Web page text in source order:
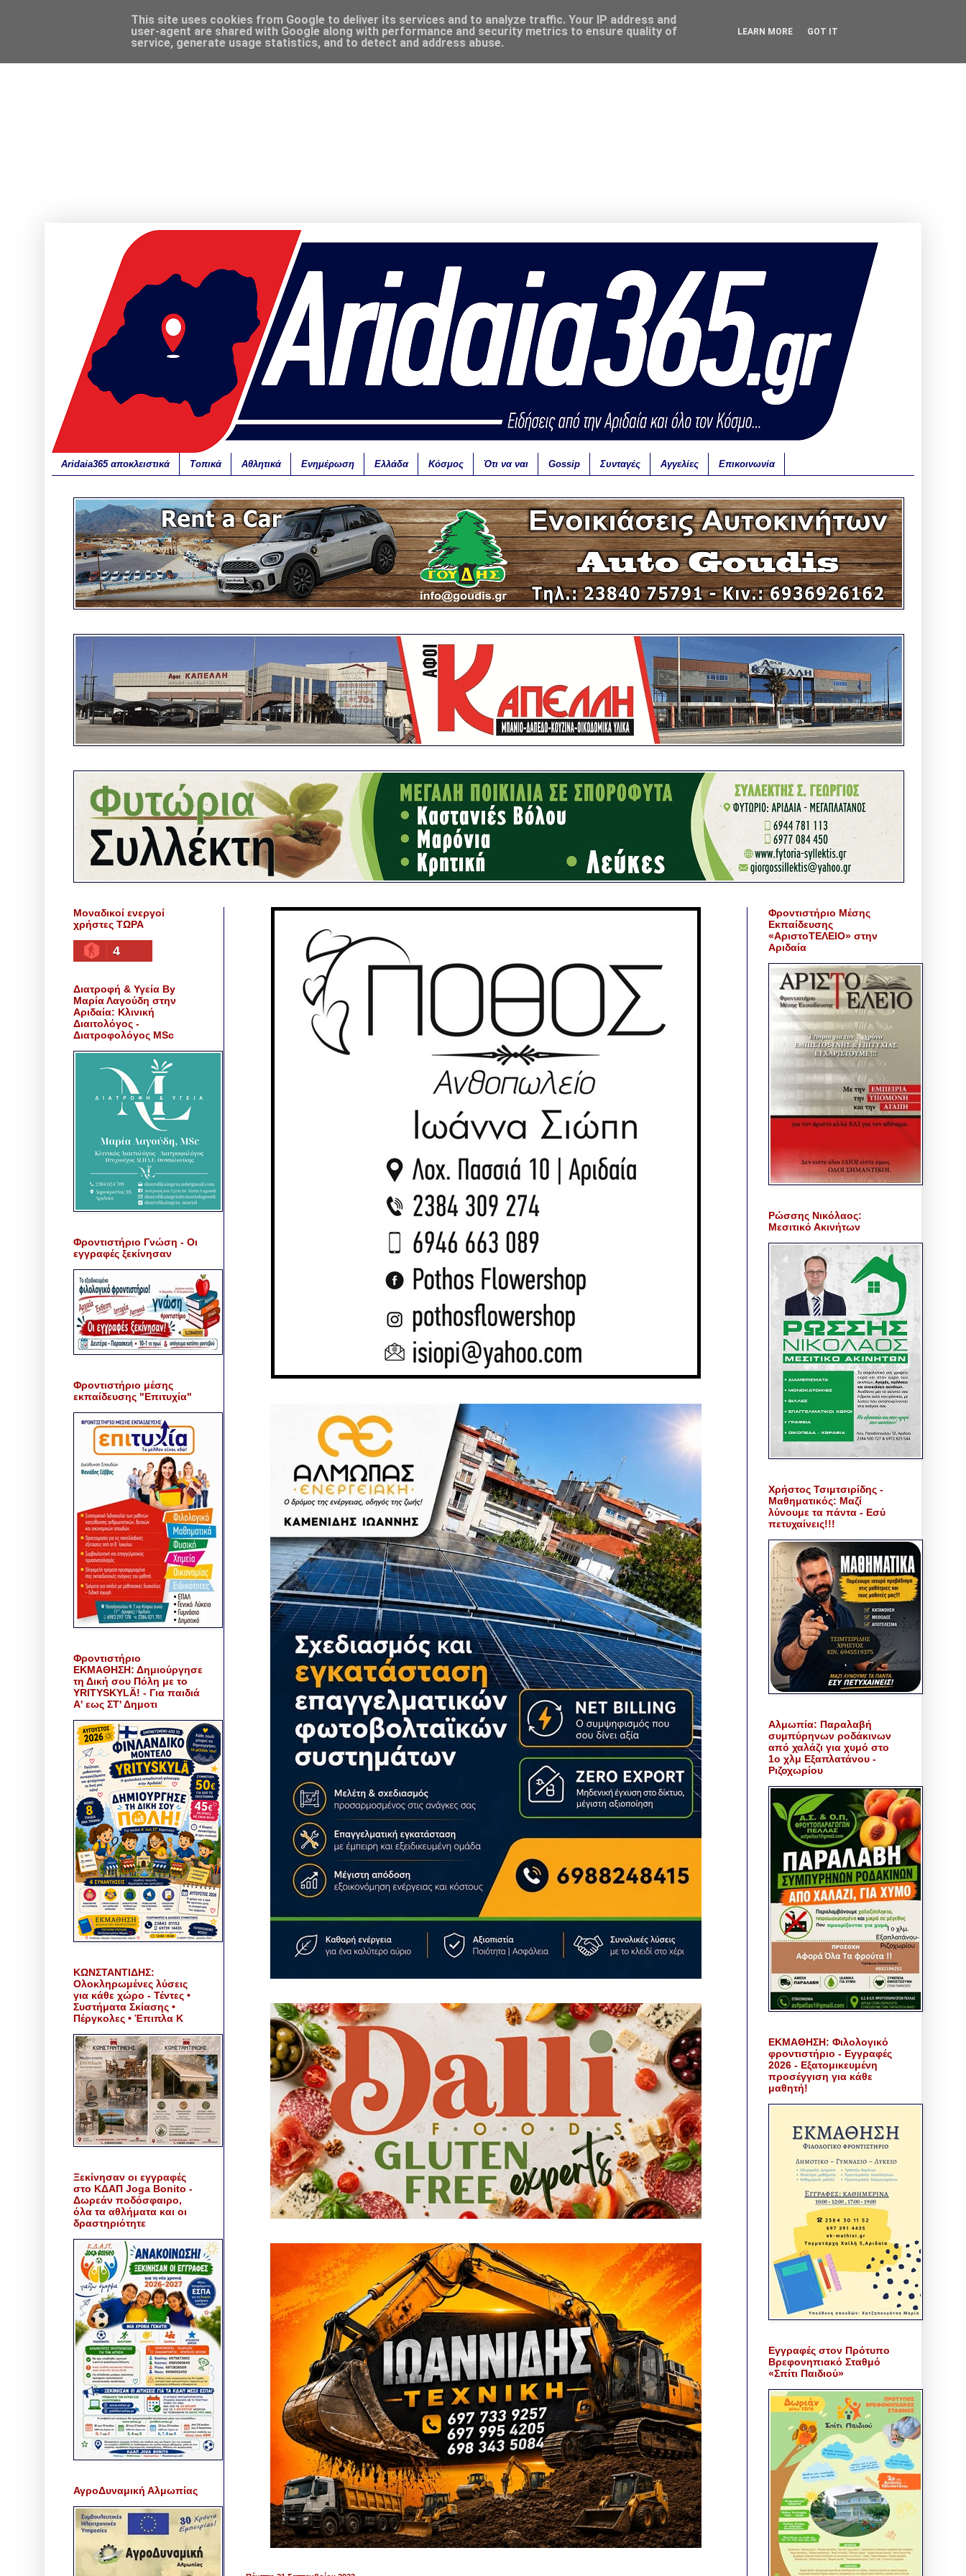
Aridaia365 αποκλειστικά Τοπικά Αθλητικά Ενημέρωση Ελλάδα Κόσμος Ότι να ναι Gossip Συνταγές Αγγελίες Επικοινωνία
Μοναδικοί ενεργοί
χρήστες ΤΩΡΑ
4
Διατροφή & Υγεία By
Μαρία Λαγούδη στην
Αριδαία: Κλινική
Διαιτολόγος -
Διατροφολόγος MSc
Φροντιστήριο Γνώση - Οι
εγγραφές ξεκίνησαν
Φροντιστήριο μέσης
εκπαίδευσης "Επιτυχία"
Φροντιστήριο
ΕΚΜΑΘΗΣΗ: Δημιούργησε
τη Δική σου Πόλη με το
YRITYSKYLÄ! - Για παιδιά
Α' εως ΣΤ' Δημοτι
ΚΩΝΣΤΑΝΤΙΔΗΣ:
Ολοκληρωμένες λύσεις
για κάθε χώρο - Τέντες •
Συστήματα Σκίασης •
Πέργκολες • Έπιπλα Κ
Ξεκίνησαν οι εγγραφές
στο ΚΔΑΠ Joga Bonito -
Δωρεάν ποδόσφαιρο,
όλα τα αθλήματα και οι
δραστηριότητε
ΑγροΔυναμική Αλμωπίας
Φροντιστήριο Μέσης
Εκπαίδευσης
«ΑριστοΤΕΛΕΙΟ» στην
Αριδαία
Ρώσσης Νικόλαος:
Μεσιτικό Ακινήτων
Χρήστος Τσιμτσιρίδης -
Μαθηματικός: Μαζί
λύνουμε τα πάντα - Εσύ
πετυχαίνεις!!!
Αλμωπία: Παραλαβή
συμπύρηνων ροδάκινων
από χαλάζι για χυμό στο
1ο χλμ Εξαπλατάνου -
Ριζοχωρίου
ΕΚΜΑΘΗΣΗ: Φιλολογικό
φροντιστήριο - Εγγραφές
2026 - Εξατομικευμένη
προσέγγιση για κάθε
μαθητή!
Εγγραφές στον Πρότυπο
Βρεφονηπιακό Σταθμό
«Σπίτι Παιδιού»
This site uses cookies from Google to deliver its services and to analyze traffic. Your IP address and
user-agent are shared with Google along with performance and security metrics to ensure quality of
service, generate usage statistics, and to detect and address abuse.
LEARN MORE GOT IT